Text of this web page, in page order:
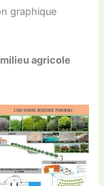
graphique
agricole